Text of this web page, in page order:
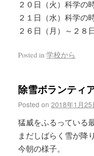
２０日（火）科学の
２１日（水）科学の
２６日（月）～２８
Posted in 学校から
除雪ボランティ
Posted on 2018年1月25
猛威をふるっている
まだしばらく雪が降
今朝の様子。